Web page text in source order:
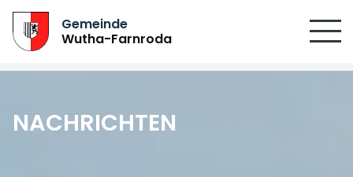
Gemeinde
Wutha-Farnroda
NACHRICHTEN